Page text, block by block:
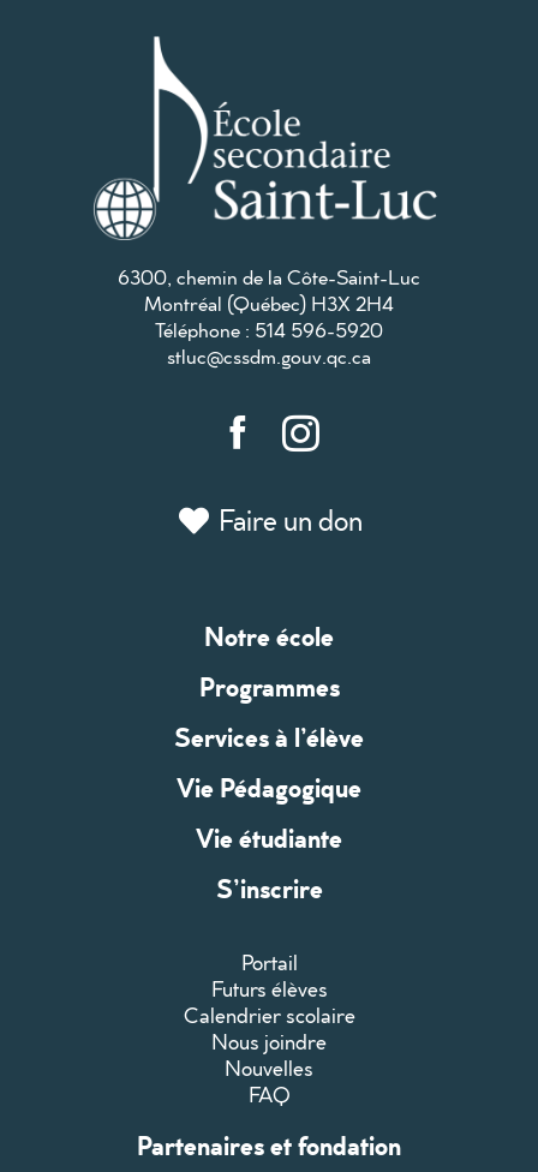
6300, chemin de la Côte-Saint-Luc
Montréal (Québec) H3X 2H4
Téléphone : 514 596-5920
stluc@cssdm.gouv.qc.ca
Faire un don
Notre école
Programmes
Services à l’élève
Vie Pédagogique
Vie étudiante
S’inscrire
Portail
Futurs élèves
Calendrier scolaire
Nous joindre
Nouvelles
FAQ
Partenaires et fondation